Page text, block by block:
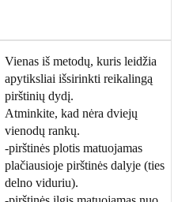
Vienas iš metodų, kuris leidžia
apytiksliai išsirinkti reikalingą
pirštinių dydį.
Atminkite, kad nėra dviejų
vienodų rankų.
-pirštinės plotis matuojamas
plačiausioje pirštinės dalyje (ties
delno viduriu).